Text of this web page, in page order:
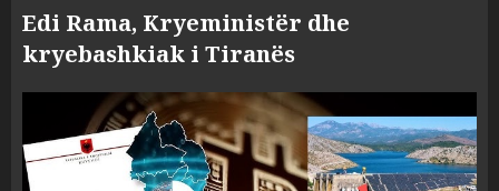
Edi Rama, Kryeministër dhe
kryebashkiak i Tiranës